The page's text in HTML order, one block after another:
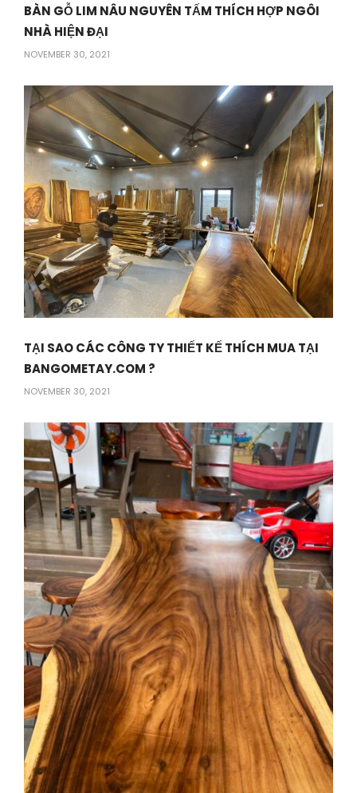
BÀN GỖ LIM NÂU NGUYÊN TẤM THÍCH HỢP NGÔI
NHÀ HIỆN ĐẠI
NOVEMBER 30, 2021
TẠI SAO CÁC CÔNG TY THIẾT KẾ THÍCH MUA TẠI
BANGOMETAY.COM ?
NOVEMBER 30, 2021